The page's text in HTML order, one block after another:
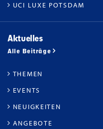
UCI LUXE POTSDAM
Aktuelles
Alle Beiträge
THEMEN
EVENTS
NEUIGKEITEN
ANGEBOTE